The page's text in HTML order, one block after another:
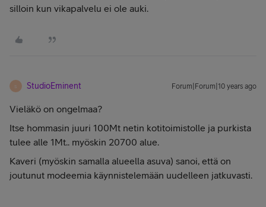
silloin kun vikapalvelu ei ole auki.
S StudioEminent Forum|Forum|10 years ago
Vieläkö on ongelmaa?
Itse hommasin juuri 100Mt netin kotitoimistolle ja purkista
tulee alle 1Mt.. myöskin 20700 alue.
Kaveri (myöskin samalla alueella asuva) sanoi, että on
joutunut modeemia käynnistelemään uudelleen jatkuvasti.